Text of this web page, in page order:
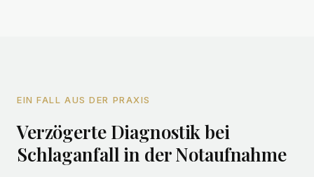
EIN FALL AUS DER PRAXIS
Verzögerte Diagnostik bei
Schlaganfall in der Notaufnahme